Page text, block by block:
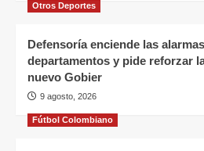
Otros Deportes
Defensoría enciende las
departamentos y pide reforzar
nuevo Gobier
9 agosto, 2026
Fútbol Colombiano